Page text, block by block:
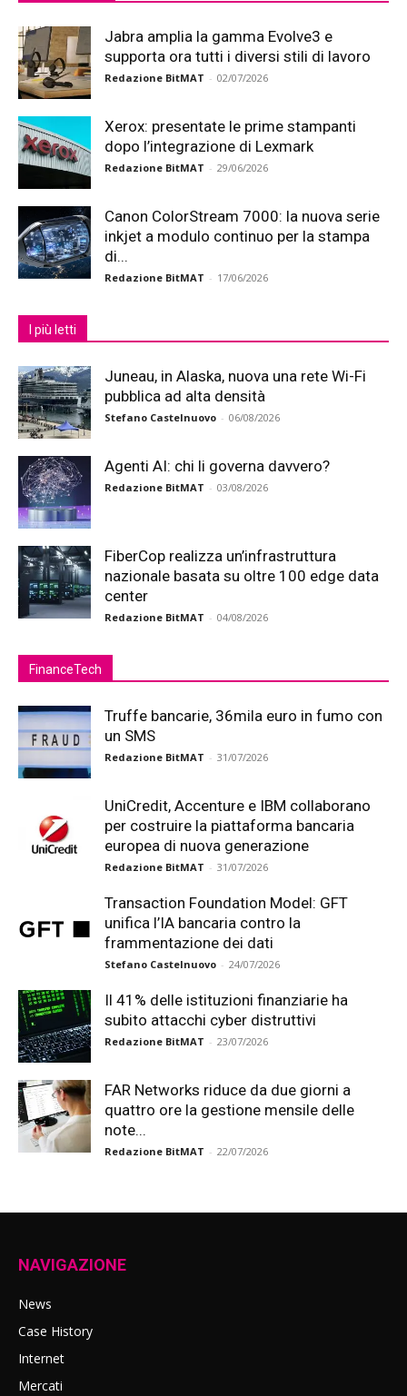
Jabra amplia la gamma Evolve3 e
supporta ora tutti i diversi stili di lavoro
Redazione BitMAT - 02/07/2026
Xerox: presentate le prime stampanti
dopo l’integrazione di Lexmark
Redazione BitMAT - 29/06/2026
Canon ColorStream 7000: la nuova serie
inkjet a modulo continuo per la stampa
di...
Redazione BitMAT - 17/06/2026
I più letti
Juneau, in Alaska, nuova una rete Wi-Fi
pubblica ad alta densità
Stefano Castelnuovo - 06/08/2026
Agenti AI: chi li governa davvero?
Redazione BitMAT - 03/08/2026
FiberCop realizza un’infrastruttura
nazionale basata su oltre 100 edge data
center
Redazione BitMAT - 04/08/2026
FinanceTech
Truffe bancarie, 36mila euro in fumo con
un SMS
Redazione BitMAT - 31/07/2026
UniCredit, Accenture e IBM collaborano
per costruire la piattaforma bancaria
europea di nuova generazione
Redazione BitMAT - 31/07/2026
Transaction Foundation Model: GFT
unifica l’IA bancaria contro la
frammentazione dei dati
Stefano Castelnuovo - 24/07/2026
Il 41% delle istituzioni finanziarie ha
subito attacchi cyber distruttivi
Redazione BitMAT - 23/07/2026
FAR Networks riduce da due giorni a
quattro ore la gestione mensile delle
note...
Redazione BitMAT - 22/07/2026
NAVIGAZIONE
News
Case History
Internet
Mercati